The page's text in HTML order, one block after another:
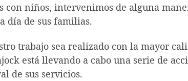
con niños, intervenimos de alguna
día de sus familias.
trabajo sea realizado con la mayor
está llevando a cabo una serie de
de sus servicios.